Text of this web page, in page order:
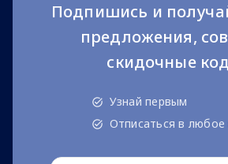
Подпишись и
предложения,
скидочные
Узнай первым
Отписаться в любое